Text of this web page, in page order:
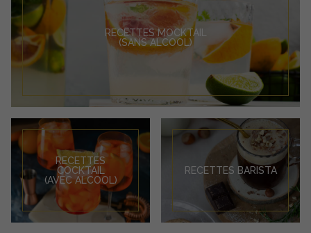
RECETTES MOCKTAIL
(SANS ALCOOL)
RECETTES
COCKTAIL
(AVEC ALCOOL)
RECETTES BARISTA